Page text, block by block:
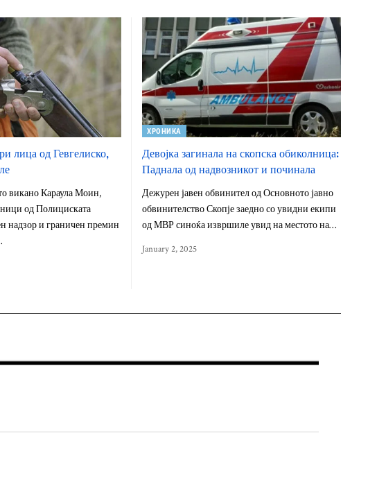
лица од Гевгелиско,
викано Караула Моин,
од Полициската
надзор и граничен премин
ХРОНИКА
Девојка загинала на скопска обиколница:
Паднала од надвозникот и починала
Дежурен јавен обвинител од Основното јавно
обвинителство Скопје заедно со увидни екипи
од МВР синоќа извршиле увид на местото на…
January 2, 2025